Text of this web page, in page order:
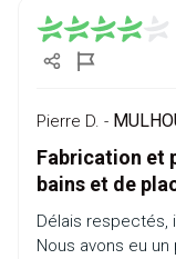
Pierre D. -
Fabrication et
bains et de
Délais respectés,
Nous avons eu